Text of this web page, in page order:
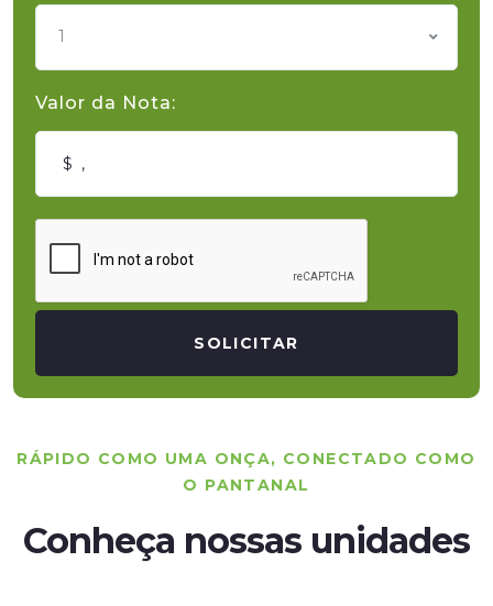
1
Valor da Nota:
SOLICITAR
RÁPIDO COMO UMA ONÇA, CONECTADO COMO
O PANTANAL
Conheça nossas unidades